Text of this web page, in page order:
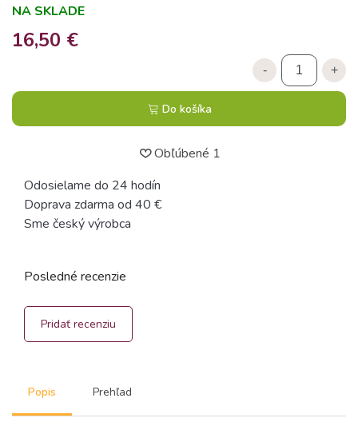
NA SKLADE
16,50 €
- +
Do košíka
Obľúbené 1
Odosielame do 24 hodín
Doprava zdarma od 40 €
Sme český výrobca
Popis Prehľad
Posledné recenzie
Pridať recenziu